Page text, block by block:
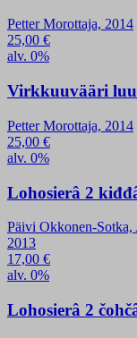
Petter Morottaja, 2014
25,00 €
alv. 0%
Virkkuuvääri
Petter Morottaja, 2014
25,00 €
alv. 0%
Lohosierâ 2
Päivi Okkonen-
2013
17,00 €
alv. 0%
Lohosierâ 2